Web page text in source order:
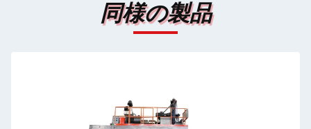
同様の製品